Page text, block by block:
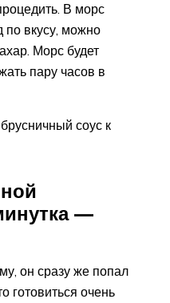
В морс
по вкусу, можно
Морс будет
пару часов в
соус к
—
он сразу же попал
готовиться очень